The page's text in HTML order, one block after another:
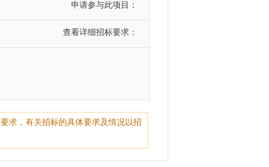
申请参与此项目：
查看详细招标要求：
求，有关招标的具体要求及情况以招